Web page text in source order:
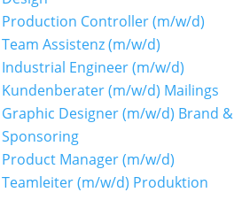
Production Controller (m/w/d)
Team Assistenz (m/w/d)
Industrial Engineer (m/w/d)
Kundenberater (m/w/d) Mailings
Graphic Designer (m/w/d) Brand &
Sponsoring
Product Manager (m/w/d)
Teamleiter (m/w/d) Produktion